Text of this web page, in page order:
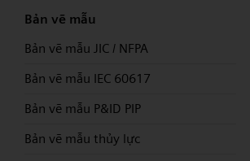
Bản vẽ mẫu
Bản vẽ mẫu JIC / NFPA
Bản vẽ mẫu IEC 60617
Bản vẽ mẫu P&ID PIP
Bản vẽ mẫu thủy lực